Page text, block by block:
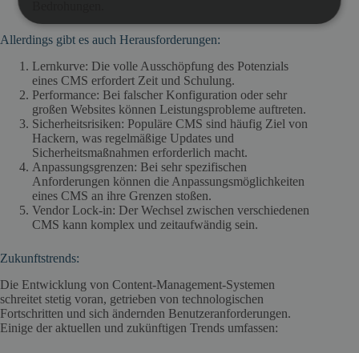
Allerdings gibt es auch Herausforderungen:
Lernkurve: Die volle Ausschöpfung des Potenzials
eines CMS erfordert Zeit und Schulung.
Performance: Bei falscher Konfiguration oder sehr
großen Websites können Leistungsprobleme auftreten.
Sicherheitsrisiken: Populäre CMS sind häufig Ziel von
Hackern, was regelmäßige Updates und
Sicherheitsmaßnahmen erforderlich macht.
Anpassungsgrenzen: Bei sehr spezifischen
Anforderungen können die Anpassungsmöglichkeiten
eines CMS an ihre Grenzen stoßen.
Vendor Lock-in: Der Wechsel zwischen verschiedenen
CMS kann komplex und zeitaufwändig sein.
Zukunftstrends:
Die Entwicklung von Content-Management-Systemen
schreitet stetig voran, getrieben von technologischen
Fortschritten und sich ändernden Benutzeranforderungen.
Einige der aktuellen und zukünftigen Trends umfassen: